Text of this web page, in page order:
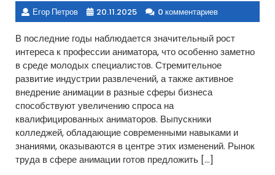
Егор Петров 20.11.2025 0 комментариев
В последние годы наблюдается значительный рост
интереса к профессии аниматора, что особенно заметно
в среде молодых специалистов. Стремительное
развитие индустрии развлечений, а также активное
внедрение анимации в разные сферы бизнеса
способствуют увеличению спроса на
квалифицированных аниматоров. Выпускники
колледжей, обладающие современными навыками и
знаниями, оказываются в центре этих изменений. Рынок
труда в сфере анимации готов предложить […]